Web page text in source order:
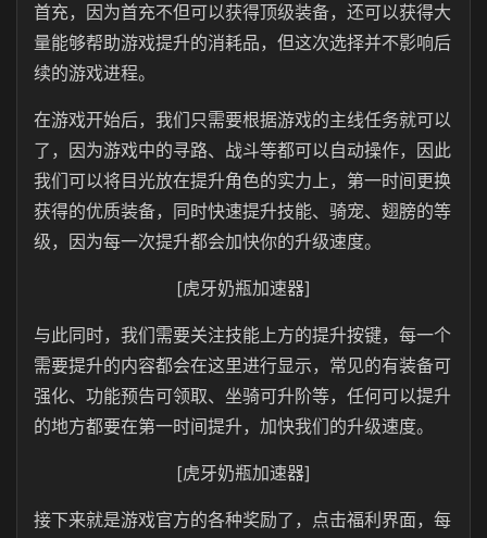
首充，因为首充不但可以获得顶级装备，还可以获得大
量能够帮助游戏提升的消耗品，但这次选择并不影响后
续的游戏进程。
在游戏开始后，我们只需要根据游戏的主线任务就可以
了，因为游戏中的寻路、战斗等都可以自动操作，因此
我们可以将目光放在提升角色的实力上，第一时间更换
获得的优质装备，同时快速提升技能、骑宠、翅膀的等
级，因为每一次提升都会加快你的升级速度。
[虎牙奶瓶加速器]
与此同时，我们需要关注技能上方的提升按键，每一个
需要提升的内容都会在这里进行显示，常见的有装备可
强化、功能预告可领取、坐骑可升阶等，任何可以提升
的地方都要在第一时间提升，加快我们的升级速度。
[虎牙奶瓶加速器]
接下来就是游戏官方的各种奖励了，点击福利界面，每